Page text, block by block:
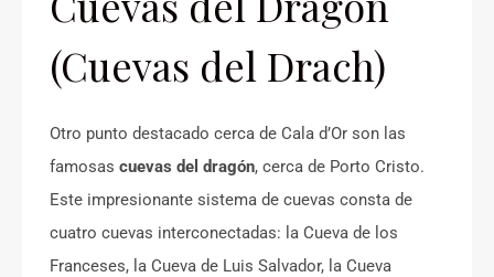
(Cuevas del Drach)
Otro punto destacado cerca de Cala d’Or son las
famosas cuevas del dragón, cerca de Porto Cristo.
Este impresionante sistema de cuevas consta de
cuatro cuevas interconectadas: la Cueva de los
Franceses, la Cueva de Luis Salvador, la Cueva